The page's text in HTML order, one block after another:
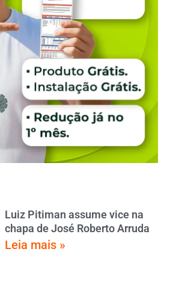
Luiz Pitiman assume vice na
chapa de José Roberto Arruda
Leia mais »